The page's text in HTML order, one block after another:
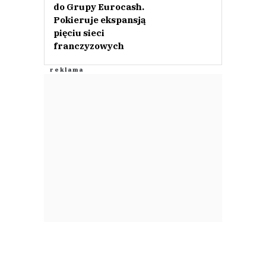
do Grupy Eurocash.
Pokieruje ekspansją
pięciu sieci
franczyzowych